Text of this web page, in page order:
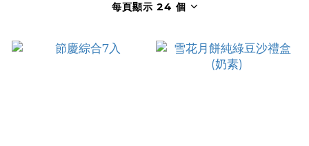
每頁顯示 24 個